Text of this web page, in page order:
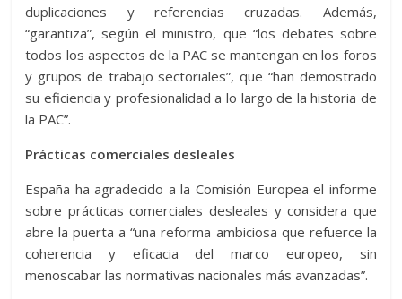
duplicaciones y referencias cruzadas. Además,
“garantiza”, según el ministro, que “los debates sobre
todos los aspectos de la PAC se mantengan en los foros
y grupos de trabajo sectoriales”, que “han demostrado
su eficiencia y profesionalidad a lo largo de la historia de
la PAC”.
Prácticas comerciales desleales
España ha agradecido a la Comisión Europea el informe
sobre prácticas comerciales desleales y considera que
abre la puerta a “una reforma ambiciosa que refuerce la
coherencia y eficacia del marco europeo, sin
menoscabar las normativas nacionales más avanzadas”.